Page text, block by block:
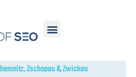
Zschopau & Zwickau